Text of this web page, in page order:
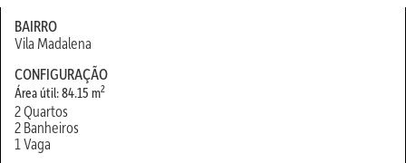
BAIRRO
Vila Madalena
CONFIGURAÇÃO
Área útil: 84.15 m2
2 Quartos
2 Banheiros
1 Vaga